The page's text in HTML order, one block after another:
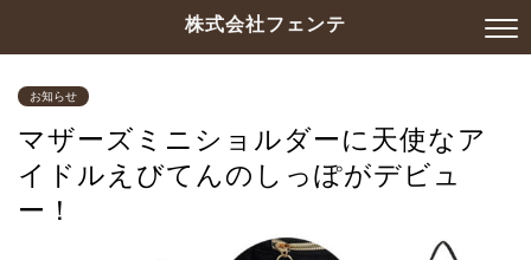
株式会社フェンテ
お知らせ
マザーズミニショルダーに天使なア
イドルえびてんのしっぽがデビュ
ー！